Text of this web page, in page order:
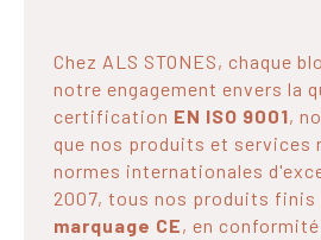
Chez ALS STONES, chaque
notre engagement envers la
certification EN ISO 9001,
que nos produits et services
normes internationales
2007, tous nos produits
marquage CE, en